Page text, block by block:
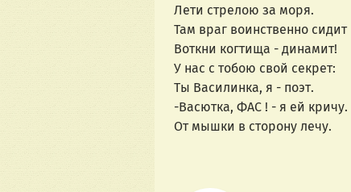
Лети стрелою за моря.
Там враг воинственно сидит
Воткни когтища - динамит!
У нас с тобою свой секрет:
Ты Василинка, я - поэт.
-Васютка, ФАС ! - я ей кричу.
От мышки в сторону лечу.